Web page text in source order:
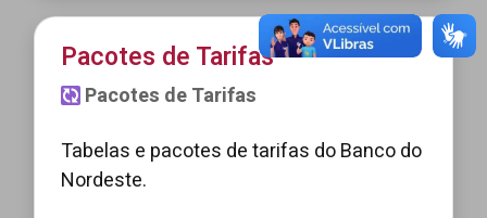
Pacotes de Tarifas
Pacotes de Tarifas
Tabelas e pacotes de tarifas do Banco do
Nordeste.